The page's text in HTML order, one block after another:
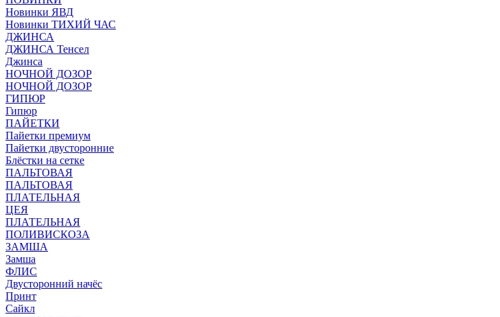
Новинки ЯВД
Новинки ТИХИЙ ЧАС
ДЖИНСА
ДЖИНСА Тенсел
Джинса
НОЧНОЙ ДОЗОР
НОЧНОЙ ДОЗОР
ГИПЮР
Гипюр
ПАЙЕТКИ
Пайетки премиум
Пайетки двусторонние
Блёстки на сетке
ПАЛЬТОВАЯ
ПАЛЬТОВАЯ
ПЛАТЕЛЬНАЯ
ЦЕЯ
ПЛАТЕЛЬНАЯ
ПОЛИВИСКОЗА
ЗАМША
Замша
ФЛИС
Двусторонний начёс
Принт
Сайкл